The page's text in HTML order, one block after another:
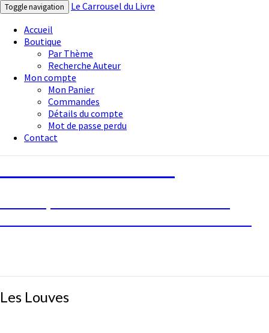
Toggle navigation
Le Carrousel du Livre
Accueil
Boutique
Par Thème
Recherche Auteur
Mon compte
Mon Panier
Commandes
Détails du compte
Mot de passe perdu
Contact
Les
Louves
Les Louves